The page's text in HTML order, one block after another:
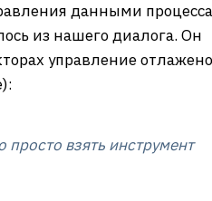
данными
из нашего диалога. Он
управление отлажено
взять инструмент